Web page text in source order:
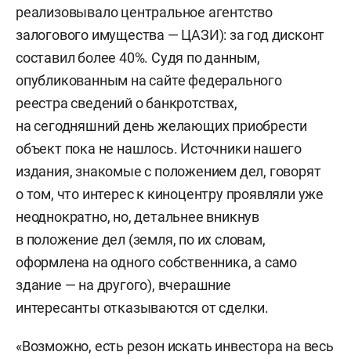
реализовывало центральное агентство
залогового имущества — ЦАЗИ): за год дисконт
составил более 40%. Судя по данным,
опубликованным на сайте федерального
реестра сведений о банкротствах,
на сегодняшний день желающих приобрести
объект пока не нашлось. Источники нашего
издания, знакомые с положением дел, говорят
о том, что интерес к киноцентру проявляли уже
неоднократно, но, детальнее вникнув
в положение дел (земля, по их словам,
оформлена на одного собственника, а само
здание — на другого), вчерашние
интересанты отказываются от сделки.
«Возможно, есть резон искать инвестора на весь